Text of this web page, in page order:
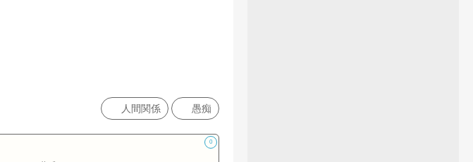
人間関係 愚痴
0